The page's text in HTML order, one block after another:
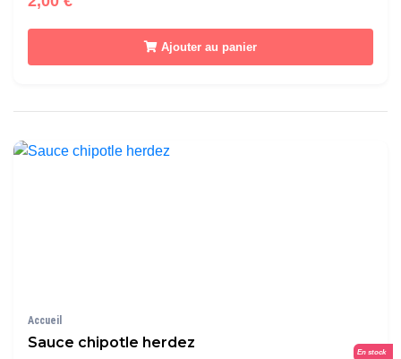
Ajouter au panier
Accueil
Sauce chipotle herdez
En stock